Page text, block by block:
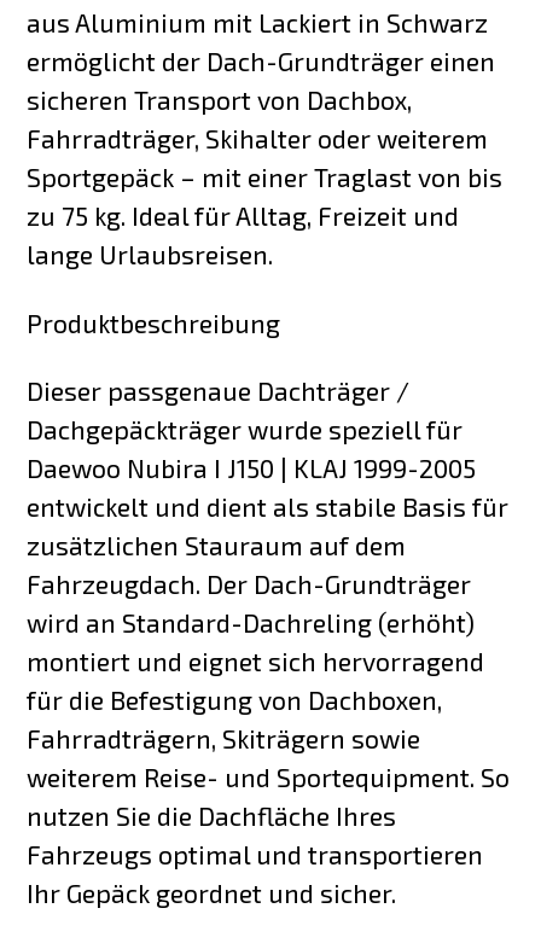
aus Aluminium mit Lackiert in Schwarz
ermöglicht der Dach-Grundträger einen
sicheren Transport von Dachbox,
Fahrradträger, Skihalter oder weiterem
Sportgepäck – mit einer Traglast von bis
zu 75 kg. Ideal für Alltag, Freizeit und
lange Urlaubsreisen.
Produktbeschreibung
Dieser passgenaue Dachträger /
Dachgepäckträger wurde speziell für
Daewoo Nubira I J150 | KLAJ 1999-2005
entwickelt und dient als stabile Basis für
zusätzlichen Stauraum auf dem
Fahrzeugdach. Der Dach-Grundträger
wird an Standard-Dachreling (erhöht)
montiert und eignet sich hervorragend
für die Befestigung von Dachboxen,
Fahrradträgern, Skiträgern sowie
weiterem Reise- und Sportequipment. So
nutzen Sie die Dachfläche Ihres
Fahrzeugs optimal und transportieren
Ihr Gepäck geordnet und sicher.